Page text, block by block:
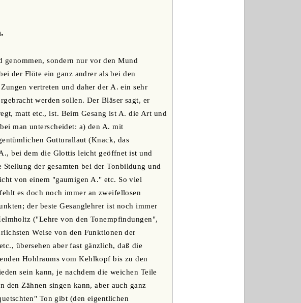
sondern nur vor den Mund
der Flöte ein ganz andrer als bei den
vertreten und daher der A. ein sehr
werden sollen. Der Bläser sagt, er
matt etc., ist. Beim Gesang ist A. die Art und
man unterscheidet: a) den A. mit
Gutturallaut (Knack, das
bei dem die Glottis leicht geöffnet ist und
der gesamten bei der Tonbildung und
von einem "gaumigen A." etc. So viel
es doch noch immer an zweifellosen
der beste Gesanglehrer ist noch immer
("Lehre von den Tonempfindungen",
Weise von den Funktionen der
übersehen aber fast gänzlich, daß die
Hohlraums vom Kehlkopf bis zu den
sein kann, je nachdem die weichen Teile
den Zähnen singen kann, aber auch ganz
Ton gibt (den eigentlichen